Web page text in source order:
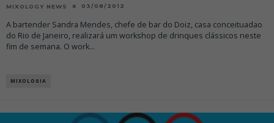
MIXOLOGY NEWS 03/08/2012
A bartender Sandra Mendes, chefe de bar do Doiz, casa conceituadao
do Rio de Janeiro, realizará um workshop de drinques clássicos neste
fim de semana. O work...
MIXOLOGIA